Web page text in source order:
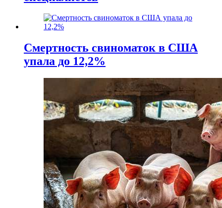
Смертность свиноматок в США
упала до 12,2%